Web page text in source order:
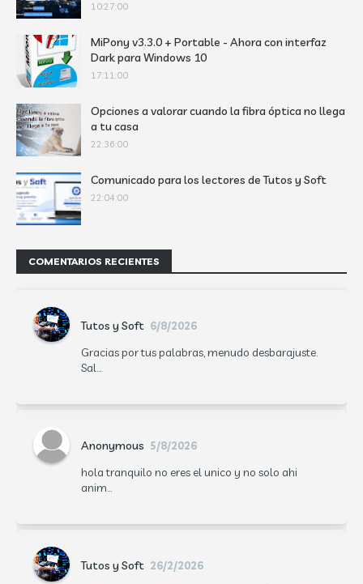
10:27:00
MiPony v3.3.0 + Portable - Ahora con interfaz
Dark para Windows 10
17:11:00
Opciones a valorar cuando la fibra óptica no llega
a tu casa
22:36:00
Comunicado para los lectores de Tutos y Soft
22:04:00
COMENTARIOS RECIENTES
Tutos y Soft 6/8/2026
Gracias por tus palabras, menudo desbarajuste.
Sal...
Anonymous 5/8/2026
hola tranquilo no eres el unico y no solo ahi
anim...
Tutos y Soft 26/2/2026